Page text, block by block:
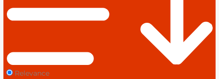
Relevance